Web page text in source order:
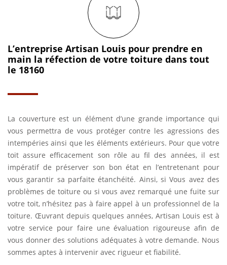
L’entreprise Artisan Louis pour prendre en
main la réfection de votre toiture dans tout
le 18160
La couverture est un élément d’une grande importance qui
vous permettra de vous protéger contre les agressions des
intempéries ainsi que les éléments extérieurs. Pour que votre
toit assure efficacement son rôle au fil des années, il est
impératif de préserver son bon état en l’entretenant pour
vous garantir sa parfaite étanchéité. Ainsi, si Vous avez des
problèmes de toiture ou si vous avez remarqué une fuite sur
votre toit, n’hésitez pas à faire appel à un professionnel de la
toiture. Œuvrant depuis quelques années, Artisan Louis est à
votre service pour faire une évaluation rigoureuse afin de
vous donner des solutions adéquates à votre demande. Nous
sommes aptes à intervenir avec rigueur et fiabilité.